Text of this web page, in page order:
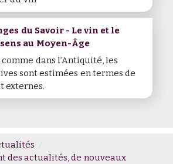
du Savoir - Le vin et le
au Moyen-Âge
dans l’Antiquité, les
sont estimées en termes de
externes.
des actualités, de nouveaux